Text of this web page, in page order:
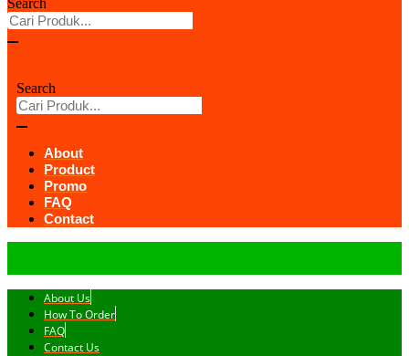
Search
Search
About
Product
Promo
FAQ
Contact
About Us
How To Order
FAQ
Contact Us